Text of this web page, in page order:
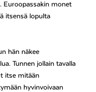
Euroopassakin monet
itsensä lopulta
hän näkee
Tunnen jollain tavalla
itse mitään
hyvinvoivaan